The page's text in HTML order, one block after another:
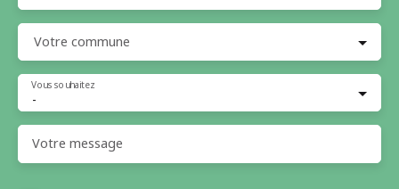
Votre commune
-
Vous souhaitez
Votre message